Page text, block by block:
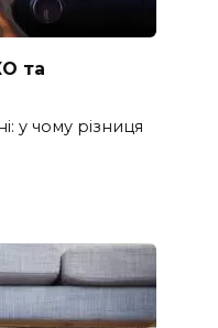
та
у чому різниця